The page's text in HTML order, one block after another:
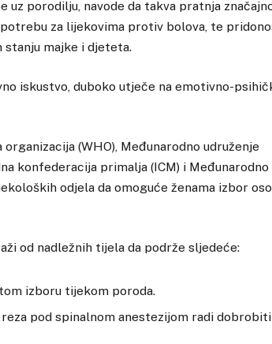
porodilju, navode da takva pratnja
za lijekovima protiv bolova, te
majke i djeteta.
iskustvo, duboko utječe na emotivno-
(WHO), Međunarodno udruženje
konfederacija primalja (ICM) i Međunarodno
odjela da omoguće ženama izbor
od nadležnih tijela da podrže sljedeće:
izboru tijekom poroda.
pod spinalnom anestezijom radi dobrobiti